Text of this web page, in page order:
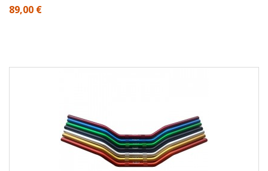
89,00 €